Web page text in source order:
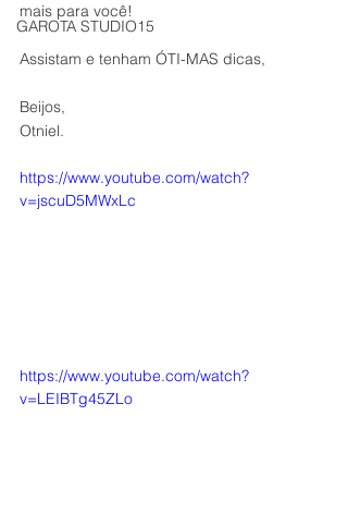
GAROTA STUDIO15
mais para você!
Assistam e tenham ÓTI-MAS dicas,
Beijos,
Otniel.
https://www.youtube.com/watch?
v=jscuD5MWxLc
https://www.youtube.com/watch?
v=LEIBTg45ZLo